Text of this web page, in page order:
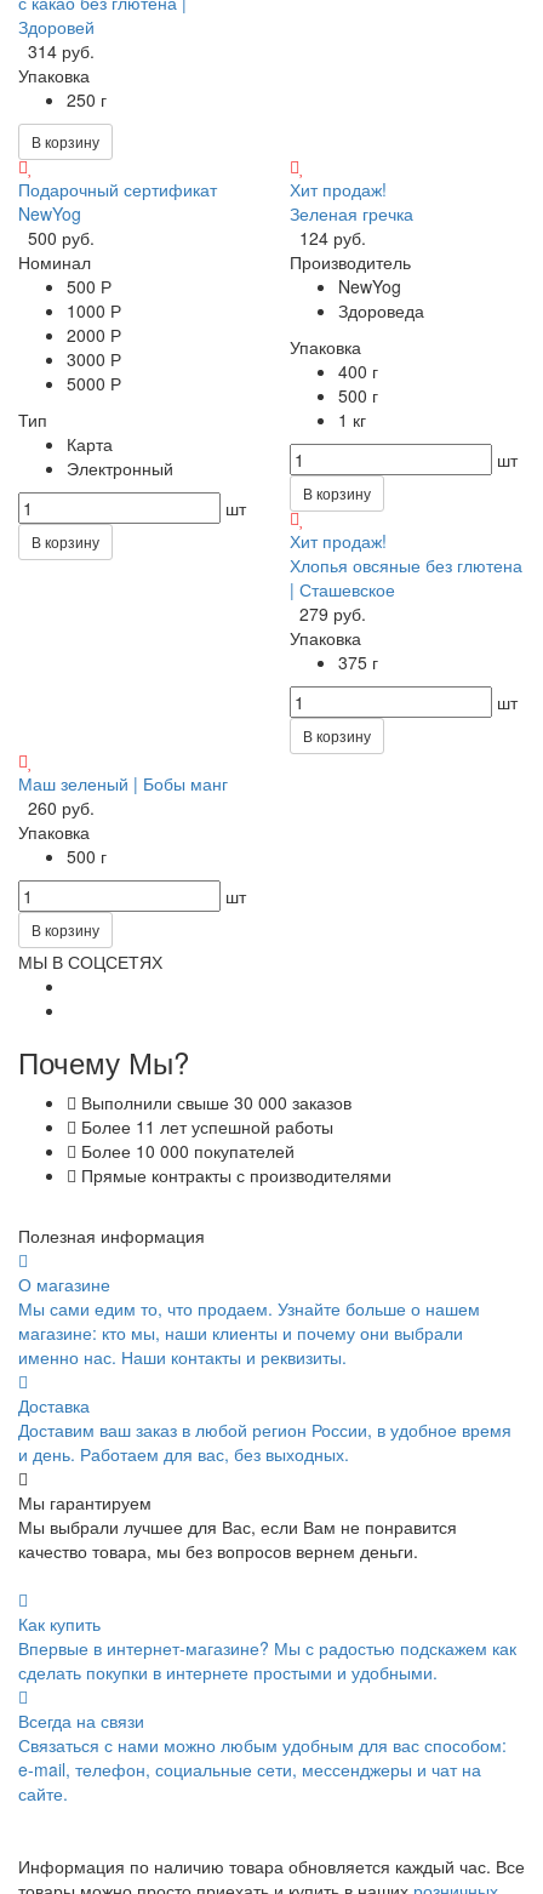
Здоровей
314 руб.
Упаковка
250 г
В корзину
Подарочный сертификат
NewYog
500 руб.
Номинал
500 Р
1000 Р
2000 Р
3000 Р
5000 Р
Тип
Карта
Электронный
шт
В корзину
Хит продаж!
Зеленая гречка
124 руб.
Производитель
NewYog
Здороведа
Упаковка
400 г
500 г
1 кг
шт
В корзину
Хит продаж!
Хлопья овсяные без глютена
| Сташевское
279 руб.
Упаковка
375 г
шт
В корзину
Маш зеленый | Бобы манг
260 руб.
Упаковка
500 г
шт
В корзину
МЫ В СОЦСЕТЯХ
Почему Мы?
Выполнили свыше 30 000 заказов
Более 11 лет успешной работы
Более 10 000 покупателей
Прямые контракты с производителями
Полезная информация
О магазине
Мы сами едим то, что продаем. Узнайте больше о нашем
магазине: кто мы, наши клиенты и почему они выбрали
именно нас. Наши контакты и реквизиты.
Доставка
Доставим ваш заказ в любой регион России, в удобное время
и день. Работаем для вас, без выходных.
Мы гарантируем
Мы выбрали лучшее для Вас, если Вам не понравится
качество товара, мы без вопросов вернем деньги.
Как купить
Впервые в интернет-магазине? Мы с радостью подскажем как
сделать покупки в интернете простыми и удобными.
Всегда на связи
Связаться с нами можно любым удобным для вас способом:
e-mail, телефон, социальные сети, мессенджеры и чат на
сайте.
Информация по наличию товара обновляется каждый час. Все